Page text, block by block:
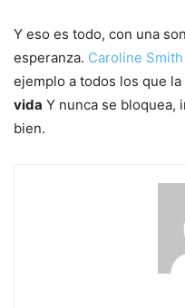
Y eso es todo, con una
esperanza. Caroline Smith
ejemplo a todos los que la
vida Y nunca se bloquea,
bien.